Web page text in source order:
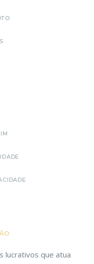
lucrativos que atua